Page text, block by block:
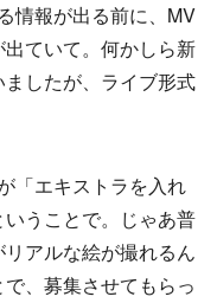
情報が出る前に、MV
ていて。何かしら新
したが、ライブ形式
「エキストラを入れ
うことで。じゃあ普
アルな絵が撮れるん
、募集させてもらっ